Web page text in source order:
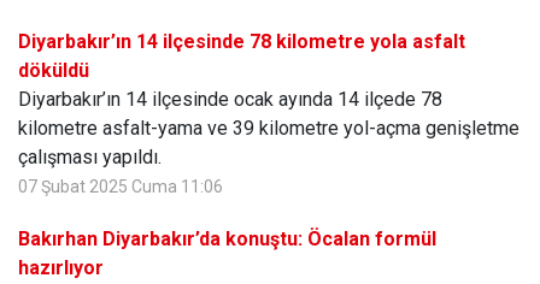
Diyarbakır’ın 14 ilçesinde 78 kilometre yola asfalt
döküldü
Diyarbakır’ın 14 ilçesinde ocak ayında 14 ilçede 78
kilometre asfalt-yama ve 39 kilometre yol-açma genişletme
çalışması yapıldı.
07 Şubat 2025 Cuma 11:06
Bakırhan Diyarbakır’da konuştu: Öcalan formül
hazırlıyor